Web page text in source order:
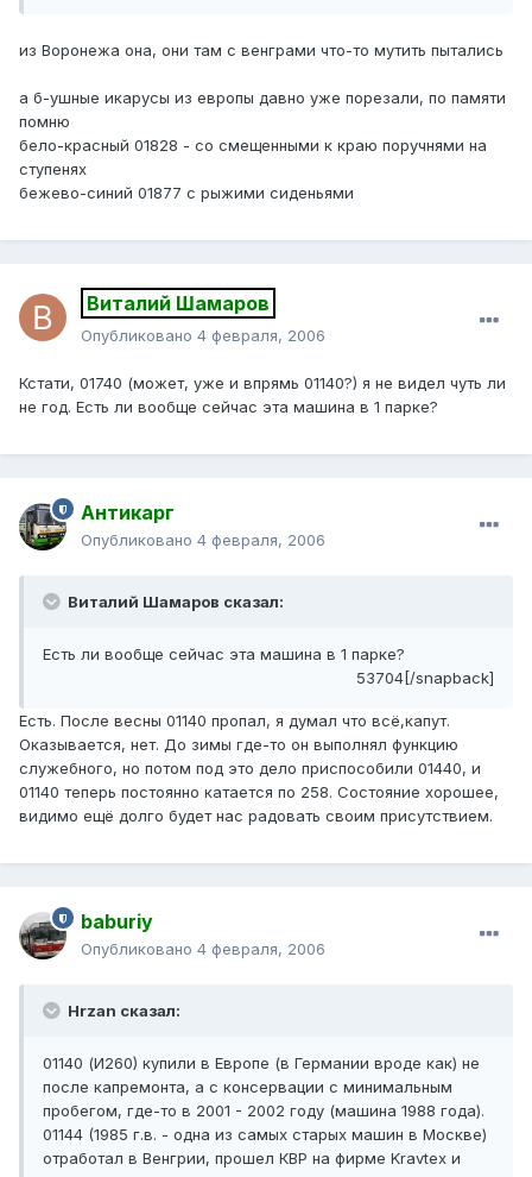
из Воронежа она, они там с венграми что-то мутить пытались
а б-ушные икарусы из европы давно уже порезали, по памяти
помню
бело-красный 01828 - со смещенными к краю поручнями на
ступенях
бежево-синий 01877 с рыжими сиденьями
Виталий Шамаров
Опубликовано 4 февраля, 2006
Кстати, 01740 (может, уже и впрямь 01140?) я не видел чуть ли
не год. Есть ли вообще сейчас эта машина в 1 парке?
Антикарг
Опубликовано 4 февраля, 2006
Виталий Шамаров сказал:
Есть ли вообще сейчас эта машина в 1 парке?
53704[/snapback]
Есть. После весны 01140 пропал, я думал что всё,капут.
Оказывается, нет. До зимы где-то он выполнял функцию
служебного, но потом под это дело приспособили 01440, и
01140 теперь постоянно катается по 258. Состояние хорошее,
видимо ещё долго будет нас радовать своим присутствием.
baburiy
Опубликовано 4 февраля, 2006
Hrzan сказал:
01140 (И260) купили в Европе (в Германии вроде как) не
после капремонта, а с консервации с минимальным
пробегом, где-то в 2001 - 2002 году (машина 1988 года).
01144 (1985 г.в. - одна из самых старых машин в Москве)
отработал в Венгрии, прошел КВР на фирме Kravtex и